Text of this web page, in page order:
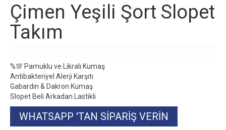
Çimen Yeşili Şort Slopet
Takım
%💯 Pamuklu ve Likralı Kumaş
Antibakteriyel Alerji Karşıtı
Gabardin & Dakron Kumaş
Slopet Beli Arkadan Lastikli
WHATSAPP 'TAN SIPARIŞ VERIN